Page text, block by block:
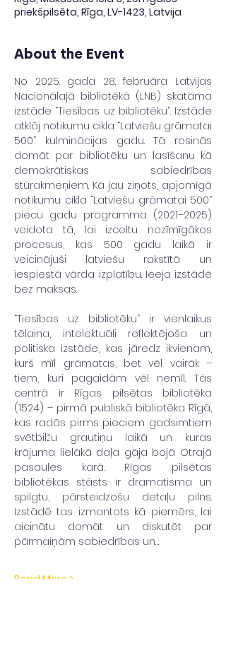
priekšpilsēta, Rīga, LV-1423, Latvija
About the Event
No 2025. gada 28. februāra Latvijas
Nacionālajā bibliotēkā (LNB) skatāma
izstāde “Tiesības uz bibliotēku”. Izstāde
atklāj notikumu cikla “Latviešu grāmatai
500” kulminācijas gadu. Tā rosinās
domāt par bibliotēku un lasīšanu kā
demokrātiskas sabiedrības
stūrakmeņiem. Kā jau ziņots, apjomīgā
notikumu cikla “Latviešu grāmatai 500”
piecu gadu programma (2021–2025)
veidota tā, lai izceltu nozīmīgākos
procesus, kas 500 gadu laikā ir
veicinājuši latviešu rakstītā un
iespiestā vārda izplatību. Ieeja izstādē
bez maksas.
“Tiesības uz bibliotēku” ir vienlaikus
tēlaina, intelektuāli reflektējoša un
politiska izstāde, kas jāredz ikvienam,
kurš mīl grāmatas, bet vēl vairāk –
tiem, kuri pagaidām vēl nemīl. Tās
centrā ir Rīgas pilsētas bibliotēka
(1524) – pirmā publiskā bibliotēka Rīgā,
kas radās pirms pieciem gadsimtiem
svētbilžu grautiņu laikā un kuras
krājuma lielākā daļa gāja bojā Otrajā
pasaules karā. Rīgas pilsētas
bibliotēkas stāsts ir dramatisma un
spilgtu, pārsteidzošu detaļu pilns.
Izstādē tas izmantots kā piemērs, lai
aicinātu domāt un diskutēt par
pārmaiņām sabiedrības un…
Read More >